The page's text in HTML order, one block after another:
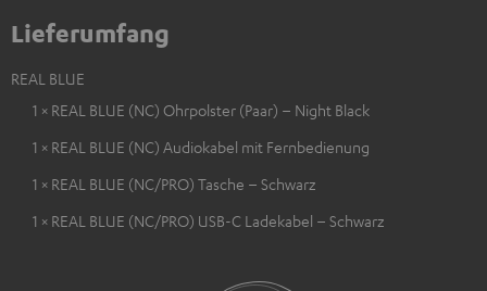
Lieferumfang
REAL BLUE
1 × REAL BLUE (NC) Ohrpolster (Paar) – Night Black
1 × REAL BLUE (NC) Audiokabel mit Fernbedienung
1 × REAL BLUE (NC/PRO) Tasche – Schwarz
1 × REAL BLUE (NC/PRO) USB-C Ladekabel – Schwarz